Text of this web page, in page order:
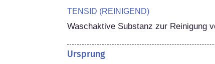
TENSID (REINIGEND)
Waschaktive Substanz zur Reinigung
Ursprung